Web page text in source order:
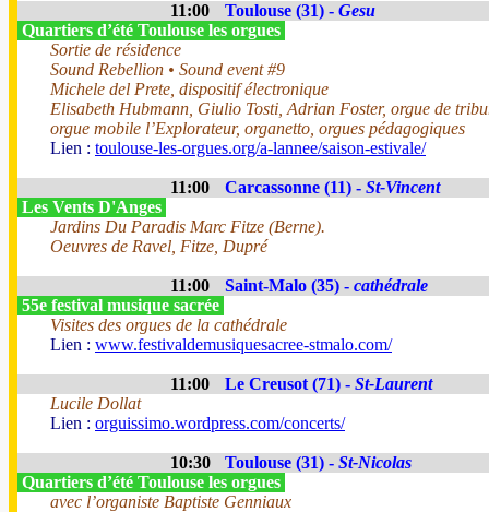
11:00 Toulouse (31) - Gesu
Quartiers d’été Toulouse les orgues
Sortie de résidence
Sound Rebellion • Sound event #9
Michele del Prete, dispositif électronique
Elisabeth Hubmann, Giulio Tosti, Adrian Foster, orgue de
orgue mobile l’Explorateur, organetto, orgues pédagogiques
Lien : toulouse-les-orgues.org/a-lannee/saison-estivale/
11:00 Carcassonne (11) - St-Vincent
Les Vents D'Anges
Jardins Du Paradis Marc Fitze (Berne).
Oeuvres de Ravel, Fitze, Dupré
11:00 Saint-Malo (35) - cathédrale
55e festival musique sacrée
Visites des orgues de la cathédrale
Lien : www.festivaldemusiquesacree-stmalo.com/
11:00 Le Creusot (71) - St-Laurent
Lucile Dollat
Lien : orguissimo.wordpress.com/concerts/
10:30 Toulouse (31) - St-Nicolas
Quartiers d’été Toulouse les orgues
avec l’organiste Baptiste Genniaux